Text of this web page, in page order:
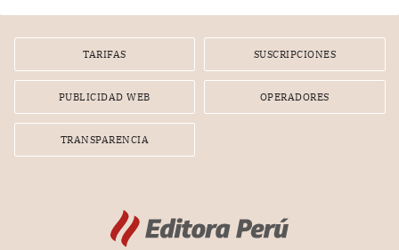
TARIFAS SUSCRIPCIONES
PUBLICIDAD WEB OPERADORES
TRANSPARENCIA